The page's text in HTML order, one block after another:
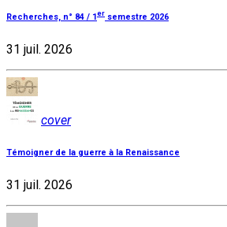
Recherches, n° 84 / 1 er semestre 2026
31 juil. 2026
cover
Témoigner de la guerre à la Renaissance
31 juil. 2026